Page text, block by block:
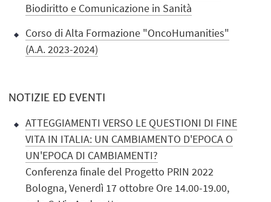
Biodiritto e Comunicazione in Sanità
Corso di Alta Formazione "OncoHumanities"
(A.A. 2023-2024)
NOTIZIE ED EVENTI
ATTEGGIAMENTI VERSO LE QUESTIONI DI FINE
VITA IN ITALIA: UN CAMBIAMENTO D'EPOCA O
UN'EPOCA DI CAMBIAMENTI?
Conferenza finale del Progetto PRIN 2022
Bologna, Venerdì 17 ottobre Ore 14.00-19.00,